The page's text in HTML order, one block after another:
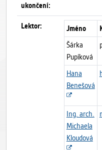
ukončení:
Lektor: Jméno
Šárka
Pupíková
Hana
Benešová
Ing. arch.
Michaela
Kloudová